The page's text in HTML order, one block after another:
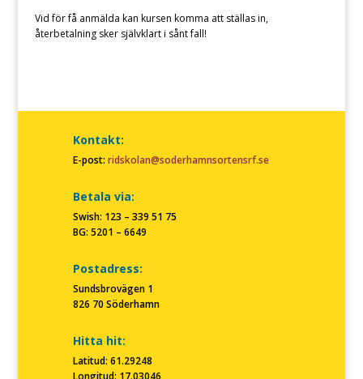
Vid för få anmälda kan kursen komma att ställas in,
återbetalning sker självklart i sånt fall!
Kontakt:
E-post: ridskolan@soderhamnsortensrf.se
Betala via:
Swish: 123 – 339 51 75
BG: 5201 – 6649
Postadress:
Sundsbrovägen 1
826 70 Söderhamn
Hitta hit:
Latitud: 61.29248
Longitud: 17.03046